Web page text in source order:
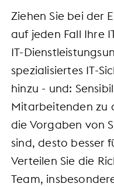
Ziehen Sie bei der
auf jeden Fall Ihre
IT-
spezialisiertes IT-
hinzu - und:
Mitarbeitenden zu
die Vorgaben von
sind, desto besser
Verteilen Sie die
Team,